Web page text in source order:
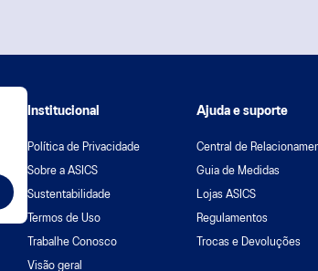
Institucional
Política de Privacidade
Sobre a ASICS
Sustentabilidade
Termos de Uso
Trabalhe Conosco
Visão geral
Ajuda e suporte
Central de
Guia de Medidas
Lojas ASICS
Regulamentos
Trocas e Devoluções